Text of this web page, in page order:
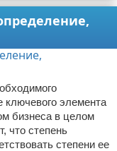
ключевого элемента
бизнеса в целом
что степень
степени ее